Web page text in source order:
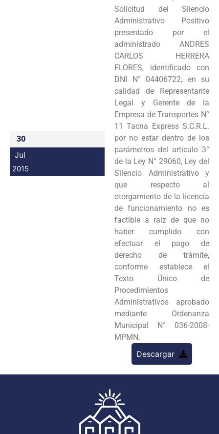
Intranet
30
Jul
2015
Solicitud del Silencio
Administrativo Positivo
presentado por el
administrado ANDRES
CARLOS HERRERA
FLORES, identificado con
DNI N° 04406722, en su
calidad de Representante
Legal y Gerente de la
Empresa de Transportes N°
11 Tacna Express S.C.R.L.
por no estar dentro de los
parámetros del articulo 3°
de la Ley N° 29060, Ley del
Silencio Administrativo y
que respecto al
otorgamiento de la licencia
de funcionamiento no es
factible a raíz de que no
haber cumplido con
efectuar el pago de
derecho de trámite,
conforme establece el
Texto Único de
Procedimientos
Administrativos aprobado
mediante Ordenanza
Municipal N° 036-2008-
MPMN.
Descargar